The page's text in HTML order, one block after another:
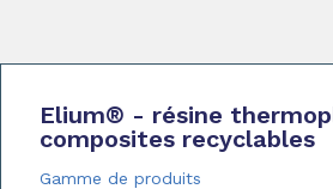
Elium® - résine
composites recyclables
Gamme de produits